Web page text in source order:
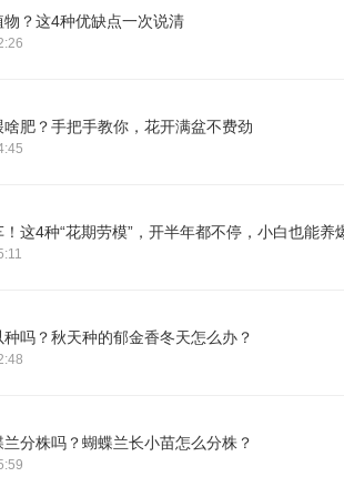
？这4种优缺点一次说清
肥？手把手教你，花开满盆不费劲
这4种“花期劳模”，开半年都不停，小白也能养
吗？秋天种的郁金香冬天怎么办？
分株吗？蝴蝶兰长小苗怎么分株？